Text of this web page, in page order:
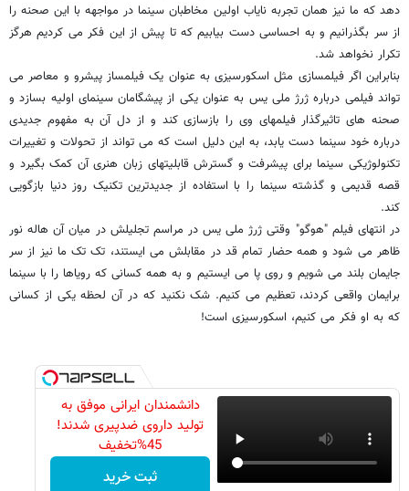
دهد که ما نیز همان تجربه نایاب اولین مخاطبان سینما در مواجهه با این صحنه را
از سر بگذرانیم و به احساسی دست بیابیم که تا پیش از این فکر می کردیم هرگز
تکرار نخواهد شد.
بنابراین اگر فیلمسازی مثل اسکورسیزی به عنوان یک فیلمساز پیشرو و معاصر می
تواند فیلمی درباره ژرژ ملی یس به عنوان یکی از پیشگامان سینمای اولیه بسازد و
صحنه های تاثیرگذار فیلمهای وی را بازسازی کند و از دل آن به مفهوم جدیدی
درباره خود سینما دست یابد، به این دلیل است که می تواند از تحولات و تغییرات
تکنولوژیکی سینما برای پیشرفت و گسترش قابلیتهای زبان هنری آن کمک بگیرد و
قصه قدیمی و گذشته سینما را با استفاده از جدیدترین تکنیک روز دنیا بازگویی
کند.
در انتهای فیلم "هوگو" وقتی ژرژ ملی یس در مراسم تجلیلش در میان آن هاله نور
ظاهر می شود و همه حضار تمام قد در مقابلش می ایستند، تک تک ما نیز از سر
جایمان بلند می شویم و روی پا می ایستیم و به همه کسانی که رویاها را با سینما
برایمان واقعی کردند، تعظیم می کنیم. شک نکنید که در آن لحظه یکی از کسانی
که به او فکر می کنیم، اسکورسیزی است!
دانشمندان ایرانی موفق به
تولید داروی ضدپیری شدند!
45%تخفیف
ثبت خرید